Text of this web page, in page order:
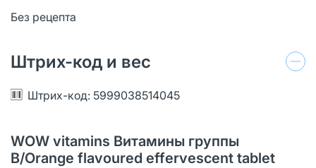
Без рецепта
Штрих-код и вес
Штрих-код: 5999038514045
WOW vitamins Витамины группы
B/Orange flavoured effervescent tablet